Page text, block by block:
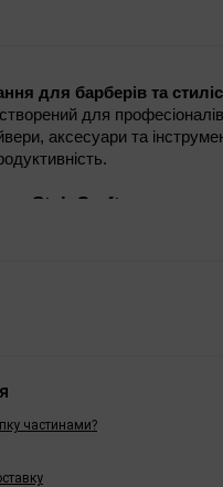
для барберів та
аксесуари та
StyleCraft
— бренд акцентує увагу на
і тримерів до
частинами?